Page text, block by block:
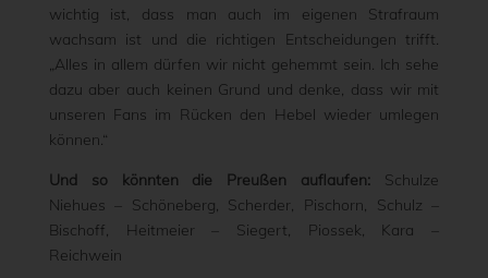
wichtig ist, dass man auch im eigenen Strafraum
wachsam ist und die richtigen Entscheidungen trifft.
„Alles in allem dürfen wir nicht gehemmt sein. Ich sehe
dazu aber auch keinen Grund und denke, dass wir mit
unseren Fans im Rücken den Hebel wieder umlegen
können.“
Und so könnten die Preußen auflaufen: Schulze
Niehues – Schöneberg, Scherder, Pischorn, Schulz –
Bischoff, Heitmeier – Siegert, Piossek, Kara –
Reichwein